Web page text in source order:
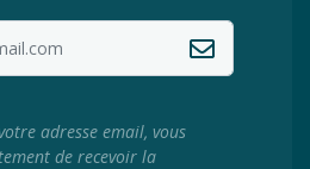
adresse email, vous
de recevoir la